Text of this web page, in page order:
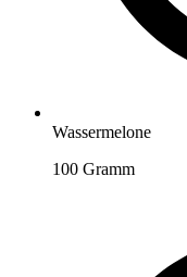
Wassermelone
100 Gramm